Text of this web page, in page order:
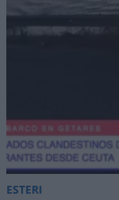
ESTERI